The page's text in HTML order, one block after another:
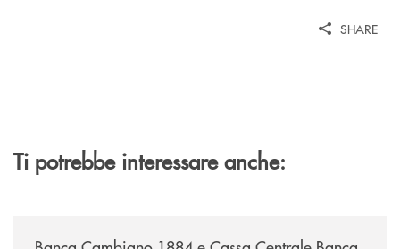
SHARE
Ti potrebbe interessare anche: